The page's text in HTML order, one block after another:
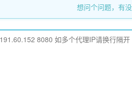
想问个问题，有